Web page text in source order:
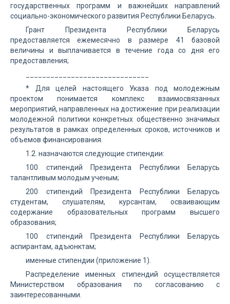
государственных программ и важнейших направлений
социально-экономического развития Республики Беларусь.
Грант Президента Республики Беларусь
предоставляется ежемесячно в размере 41 базовой
величины и выплачивается в течение года со дня его
предоставления;
* Для целей настоящего Указа под молодежным
проектом понимается комплекс взаимосвязанных
мероприятий, направленных на достижение при реализации
молодежной политики конкретных общественно значимых
результатов в рамках определенных сроков, источников и
объемов финансирования.
1.2. назначаются следующие стипендии:
100 стипендий Президента Республики Беларусь
талантливым молодым ученым;
200 стипендий Президента Республики Беларусь
студентам, слушателям, курсантам, осваивающим
содержание образовательных программ высшего
образования;
100 стипендий Президента Республики Беларусь
аспирантам, адъюнктам;
именные стипендии (приложение 1).
Распределение именных стипендий осуществляется
Министерством образования по согласованию с
заинтересованными.